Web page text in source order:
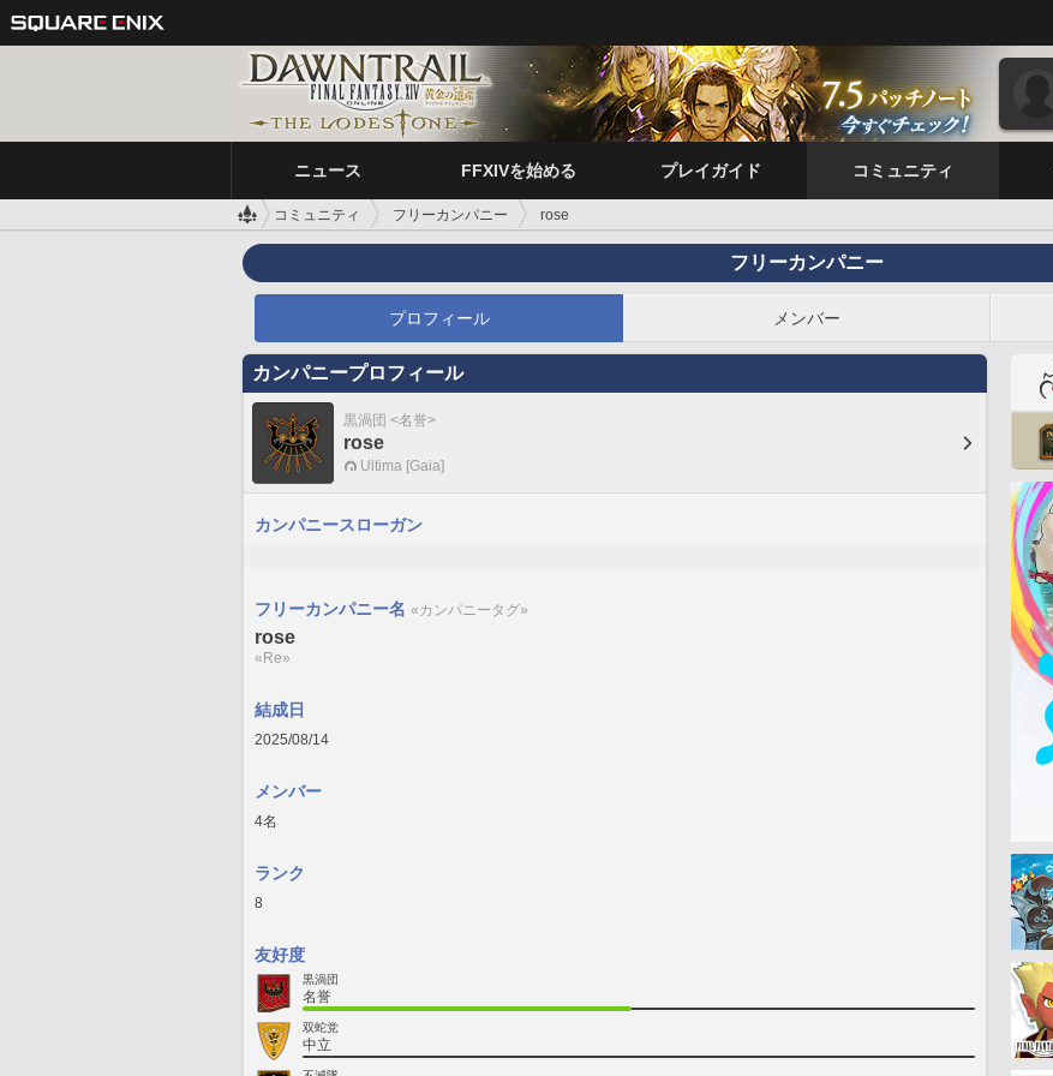
ニュース FFXIVを始める プレイガイド コミュニティ
コミュニティ フリーカンパニー rose
フリーカンパニー
プロフィール メンバー
カンパニープロフィール
黒渦団 <名誉>
rose
Ultima [Gaia]
カンパニースローガン
フリーカンパニー名 «カンパニータグ»
rose
«Re»
結成日
2025/08/14
メンバー
4名
ランク
8
友好度
黒渦団
名誉
双蛇党
中立